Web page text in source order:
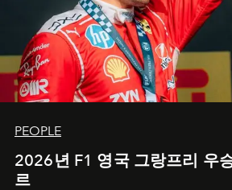
PEOPLE
2026년 F1 영국 그랑프리 우
르